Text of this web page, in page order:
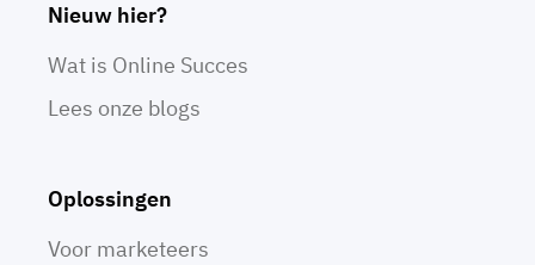
Nieuw hier?
Wat is Online Succes
Lees onze blogs
Oplossingen
Voor marketeers